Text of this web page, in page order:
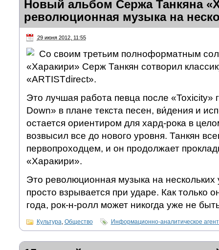
Новый альбом Сержа Танкяна
революционная музыка на
29 июня 2012, 11:55
Со своим третьим полноформатным
«Харакири» Серж Танкян сотворил
«ARTISTdirect».
Это лучшая работа певца после «Toxicity»
Down» в плане текста песен, ви́дения и
остается ориентиром для хард-рока в
возвысил все до нового уровня. Танкян
первопроходцем, и он продолжает
«Харакири».
Это революционная музыка на нескольких
просто взрывается при ударе. Как только
года, рок-н-ролл может никогда уже не
Культура, Общество Информационно-аналитическое